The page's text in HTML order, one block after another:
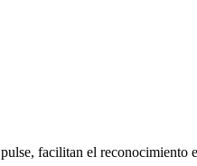
facilitan el reconocimiento